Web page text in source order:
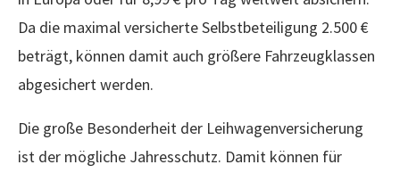
Da die maximal versicherte Selbstbeteiligung 2.500 €
beträgt, können damit auch größere Fahrzeugklassen
abgesichert werden.
Die große Besonderheit der Leihwagenversicherung
ist der mögliche Jahresschutz. Damit können für